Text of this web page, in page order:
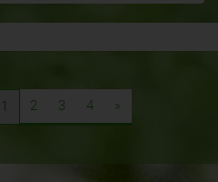
1 2 3 4 »